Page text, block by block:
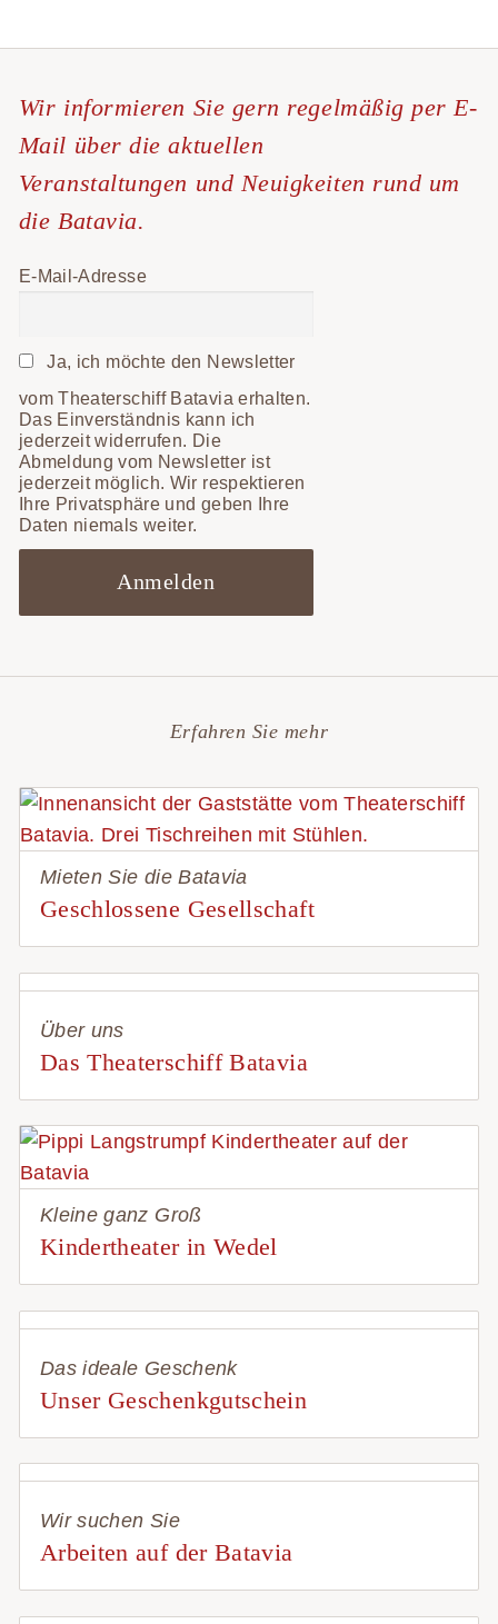
Wir informieren Sie gern regelmäßig per E-
Mail über die aktuellen
Veranstaltungen und Neuigkeiten rund um
die Batavia.
E-Mail-Adresse
Ja, ich möchte den Newsletter
vom Theaterschiff Batavia erhalten.
Das Einverständnis kann ich
jederzeit widerrufen. Die
Abmeldung vom Newsletter ist
jederzeit möglich. Wir respektieren
Ihre Privatsphäre und geben Ihre
Daten niemals weiter.
Erfahren Sie mehr
Mieten Sie die Batavia
Geschlossene Gesellschaft
Über uns
Das Theaterschiff Batavia
Kleine ganz Groß
Kindertheater in Wedel
Das ideale Geschenk
Unser Geschenkgutschein
Wir suchen Sie
Arbeiten auf der Batavia